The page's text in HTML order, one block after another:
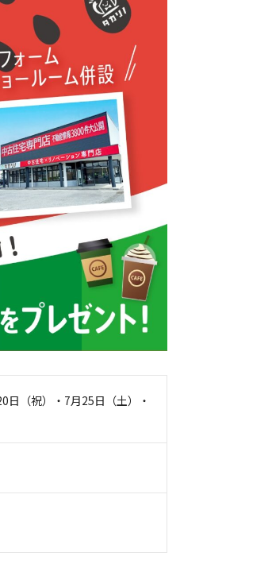
（祝）・7月25日（土）・